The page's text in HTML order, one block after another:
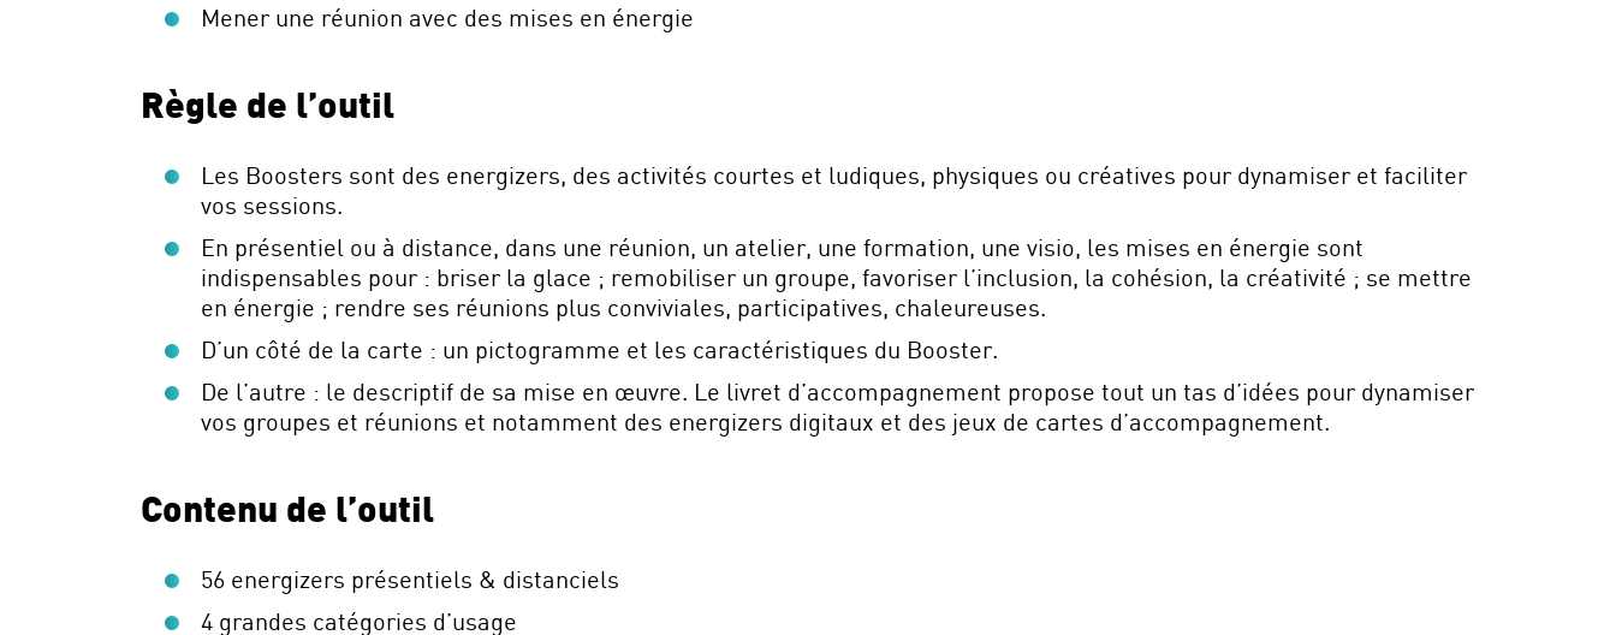
Mener une réunion avec des mises en énergie
Règle de l’outil
Les Boosters sont des energizers, des activités courtes et ludiques, physiques ou créatives pour dynamiser et faciliter
vos sessions.
En présentiel ou à distance, dans une réunion, un atelier, une formation, une visio, les mises en énergie sont
indispensables pour : briser la glace ; remobiliser un groupe, favoriser l’inclusion, la cohésion, la créativité ; se mettre
en énergie ; rendre ses réunions plus conviviales, participatives, chaleureuses.
D’un côté de la carte : un pictogramme et les caractéristiques du Booster.
De l’autre : le descriptif de sa mise en œuvre. Le livret d’accompagnement propose tout un tas d’idées pour dynamiser
vos groupes et réunions et notamment des energizers digitaux et des jeux de cartes d’accompagnement.
Contenu de l’outil
56 energizers présentiels & distanciels
4 grandes catégories d’usage